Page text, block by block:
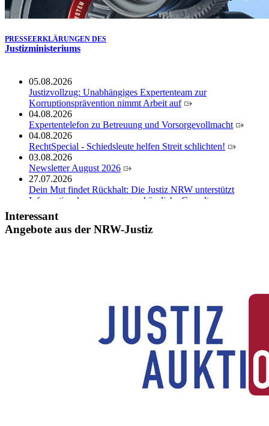
PRESSEERKLÄRUNGEN DES
Justizministeriums
05.08.2026
Justizvollzug: Unabhängiges Expertenteam zur
Korruptionsprävention nimmt Arbeit auf
04.08.2026
Expertentelefon zu Betreuung und Vorsorgevollmacht
04.08.2026
RechtSpecial - Schiedsleute helfen Streit schlichten!
03.08.2026
Newsletter August 2026
27.07.2026
Dein Mut findet Rückhalt: Die Justiz NRW unterstützt
Informationskampagne gegen häusliche Gewalt
10.07.2026
Anerkennung für innovative Suizidpräventionsarbeit: JVA
Köln ausgezeichnet
288 Anwärterinnen und Anwärter des Jahrgangs 2024/2026
der Justizvollzugsschule NRW geehrt
RechtSpecial - Schiedsleute helfen Streit schlichten!
Interessant
Angebote aus der NRW-Justiz